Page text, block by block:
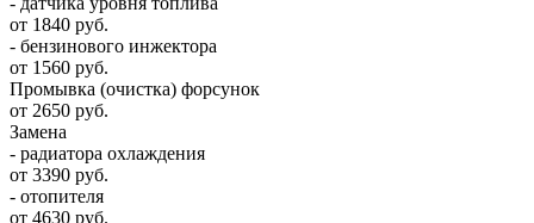
от 1840 руб.
- бензинового инжектора
от 1560 руб.
Промывка (очистка) форсунок
от 2650 руб.
Замена
- радиатора охлаждения
от 3390 руб.
- отопителя
от 4630 руб.